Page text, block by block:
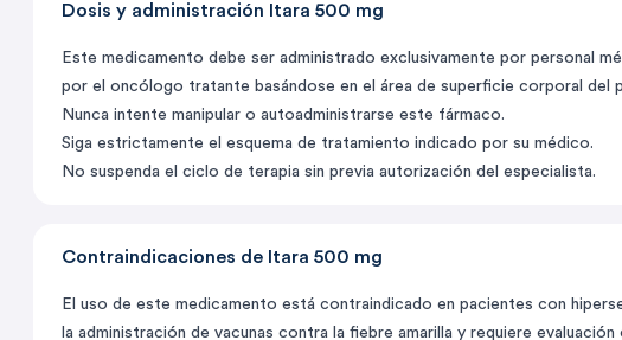
Dosis y administración Itara 500 mg
Este medicamento debe ser administrado exclusivamente por personal
por el oncólogo tratante basándose en el área de superficie corporal
Nunca intente manipular o autoadministrarse este fármaco.
Siga estrictamente el esquema de tratamiento indicado por su médico.
No suspenda el ciclo de terapia sin previa autorización del especialista.
Contraindicaciones de Itara 500 mg
El uso de este medicamento está contraindicado en pacientes con
la administración de vacunas contra la fiebre amarilla y requiere